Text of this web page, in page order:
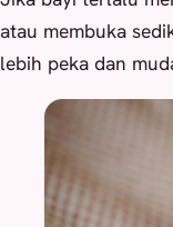
atau membuka
lebih peka dan